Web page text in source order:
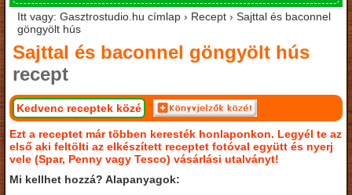
Itt vagy: Gasztrostudio.hu címlap › Recept › Sajttal és baconnel
göngyölt hús
Sajttal és baconnel göngyölt hús
recept
Kedvenc receptek közé
Ezt a receptet már többen keresték honlaponkon. Legyél te az
első aki feltölti az elkészített receptet fotóval együtt és nyerj
vele (Spar, Penny vagy Tesco) vásárlási utalványt!
Mi kellhet hozzá? Alapanyagok: